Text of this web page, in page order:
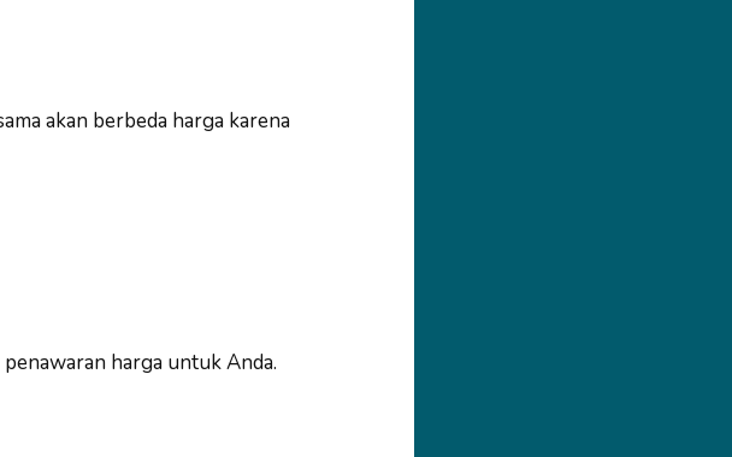
akan berbeda harga karena
harga untuk Anda.